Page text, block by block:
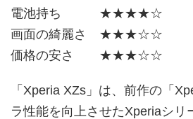
電池持ち ★★★★☆
画面の綺麗さ ★★★☆☆
価格の安さ ★★★☆☆
「Xperia XZs」は、前作の「
ラ性能を向上させたXperiaシリ